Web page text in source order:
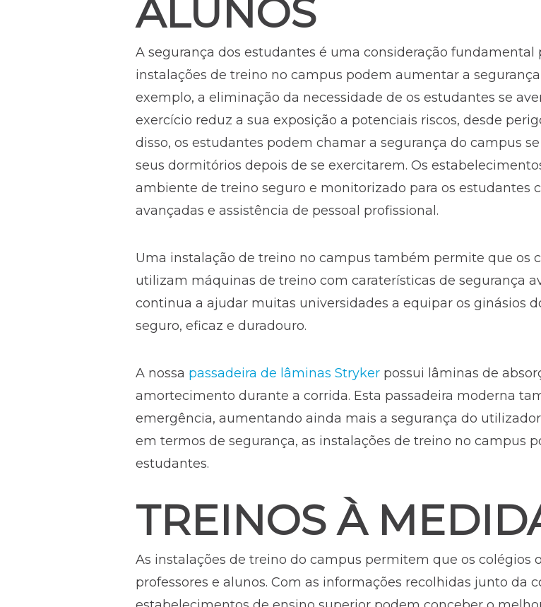
ALUNOS
A segurança dos estudantes é uma consideração
instalações de treino no campus podem aumentar a
exemplo, a eliminação da necessidade de os estudantes se
exercício reduz a sua exposição a potenciais riscos, desde
disso, os estudantes podem chamar a segurança do campus
seus dormitórios depois de se exercitarem. Os
ambiente de treino seguro e monitorizado para os estudantes
avançadas e assistência de pessoal profissional.
Uma instalação de treino no campus também permite que os
utilizam máquinas de treino com caraterísticas de segurança
continua a ajudar muitas universidades a equipar os ginásios
seguro, eficaz e duradouro.
A nossa passadeira de lâminas Stryker possui lâminas de
amortecimento durante a corrida. Esta passadeira moderna
emergência, aumentando ainda mais a segurança do
em termos de segurança, as instalações de treino no campus
estudantes.
TREINOS À
As instalações de treino do campus permitem que os colégios
professores e alunos. Com as informações recolhidas junto da